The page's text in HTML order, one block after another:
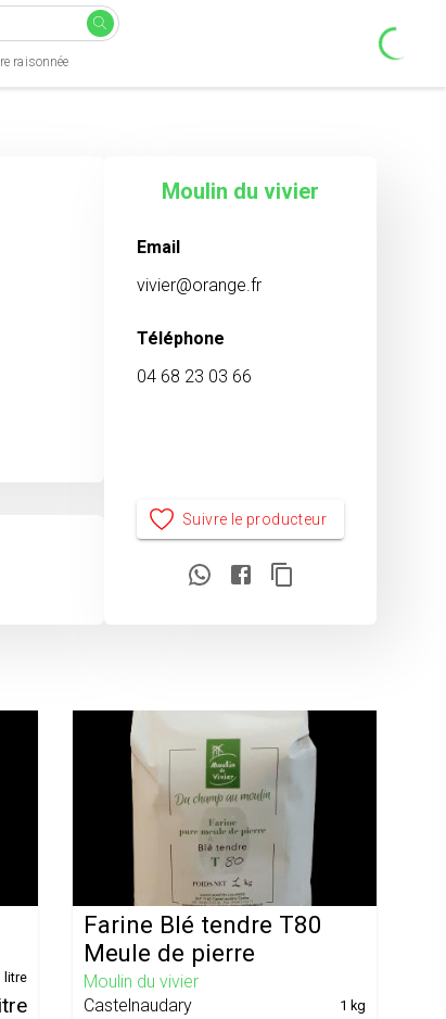
raisonnée
Moulin du vivier
Email
vivier@orange.fr
Téléphone
04 68 23 03 66
Suivre le producteur
litre
Farine Blé tendre T80
Meule de pierre
Moulin du vivier
Castelnaudary
1 kg